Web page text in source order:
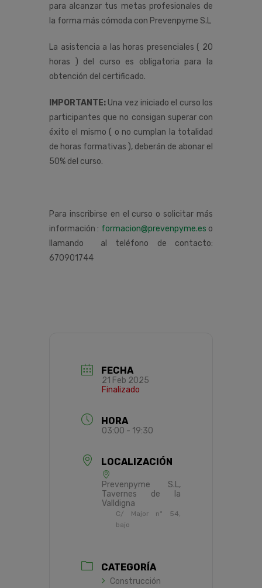
para alcanzar tus metas profesionales de
la forma más cómoda con Prevenpyme S.L
La asistencia a las horas presenciales ( 20
horas ) del curso es obligatoria para la
obtención del certificado.
IMPORTANTE: Una vez iniciado el curso los
participantes que no consigan superar con
éxito el mismo ( o no cumplan la totalidad
de horas formativas ), deberán de abonar el
50% del curso.
Para inscribirse en el curso o solicitar más
información : formacion@prevenpyme.es o
llamando al teléfono de contacto:
670901744
FECHA
21 Feb 2025
Finalizado
HORA
03:00 - 19:30
LOCALIZACIÓN
Prevenpyme S.L,
Tavernes de la
Valldigna
C/ Major nº 54,
bajo
CATEGORÍA
Construcción